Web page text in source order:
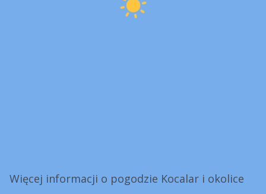
Więcej informacji o pogodzie Kocalar i okolice